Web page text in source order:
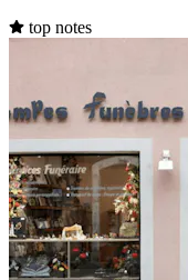
top notes